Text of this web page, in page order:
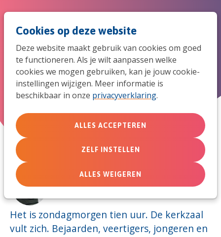
Cookies op deze website
Deze website maakt gebruik van cookies om goed
te functioneren. Als je wilt aanpassen welke
cookies we mogen gebruiken, kan je jouw cookie-
instellingen wijzigen. Meer informatie is
beschikbaar in onze privacyverklaring.
ALLES ACCEPTEREN
ZELF INSTELLEN
ALLES WEIGEREN
naar
de
Hoe 'kidsproof' is uw eredienst?
6 december 2011
Het is zondagmorgen tien uur. De kerkzaal
vult zich. Bejaarden, veertigers, jongeren en